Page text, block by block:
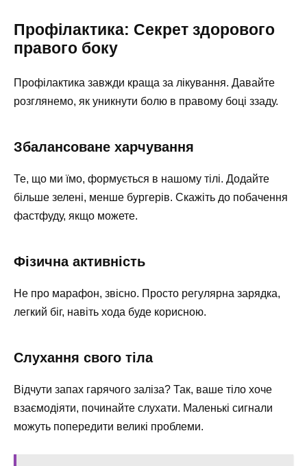
Профілактика: Секрет здорового
правого боку
Профілактика завжди краща за лікування. Давайте
розглянемо, як уникнути болю в правому боці ззаду.
Збалансоване харчування
Те, що ми їмо, формується в нашому тілі. Додайте
більше зелені, менше бургерів. Скажіть до побачення
фастфуду, якщо можете.
Фізична активність
Не про марафон, звісно. Просто регулярна зарядка,
легкий біг, навіть хода буде корисною.
Слухання свого тіла
Відчути запах гарячого заліза? Так, ваше тіло хоче
взаємодіяти, починайте слухати. Маленькі сигнали
можуть попередити великі проблеми.